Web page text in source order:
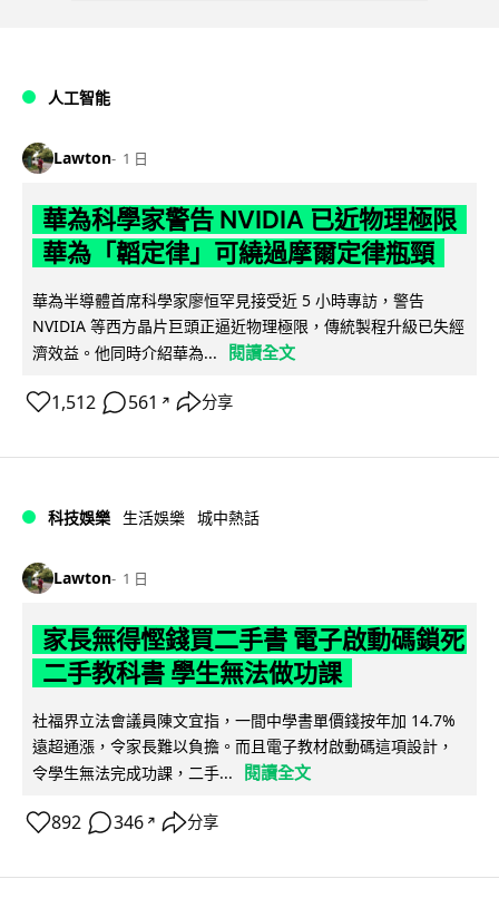
人工智能
Lawton 1 日
華為科學家警告 NVIDIA 已近物理極限
華為「韜定律」可繞過摩爾定律瓶頸
華為半導體首席科學家廖恒罕見接受近 5 小時專訪，警告
NVIDIA 等西方晶片巨頭正逼近物理極限，傳統製程升級已失經
濟效益。他同時介紹華為...
閱讀全文
1,512 561 ↗ 分享
科技娛樂 生活娛樂 城中熱話
Lawton 1 日
家長無得慳錢買二手書 電子啟動碼鎖死
二手教科書 學生無法做功課
社福界立法會議員陳文宜指，一間中學書單價錢按年加 14.7%
遠超通漲，令家長難以負擔。而且電子教材啟動碼這項設計，
令學生無法完成功課，二手...
閱讀全文
892 346 ↗ 分享